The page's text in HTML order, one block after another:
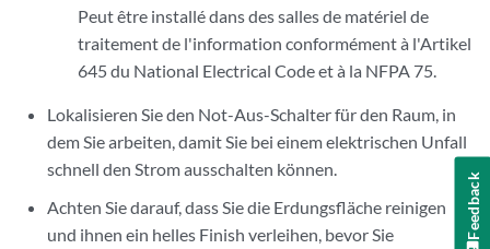
Peut être installé dans des salles de matériel de
traitement de l'information conformément à l'Artikel
645 du National Electrical Code et à la NFPA 75.
Lokalisieren Sie den Not-Aus-Schalter für den Raum, in
dem Sie arbeiten, damit Sie bei einem elektrischen Unfall
schnell den Strom ausschalten können.
Achten Sie darauf, dass Sie die Erdungsfläche reinigen
und ihnen ein helles Finish verleihen, bevor Sie
Feedback